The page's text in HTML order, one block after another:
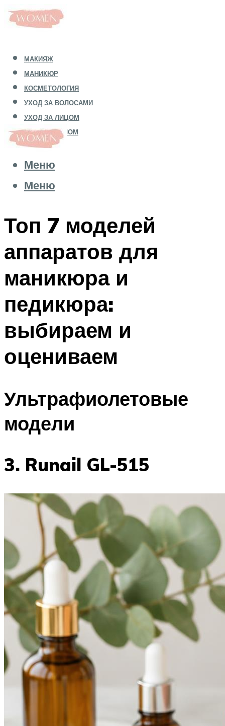
МАКИЯЖ
МАНИКЮР
КОСМЕТОЛОГИЯ
УХОД ЗА ВОЛОСАМИ
УХОД ЗА ЛИЦОМ
УХОД ЗА ТЕЛОМ
Меню
Меню
Топ 7 моделей
аппаратов для
маникюра и
педикюра:
выбираем и
оцениваем
Ультрафиолетовые
модели
3. Runail GL-515